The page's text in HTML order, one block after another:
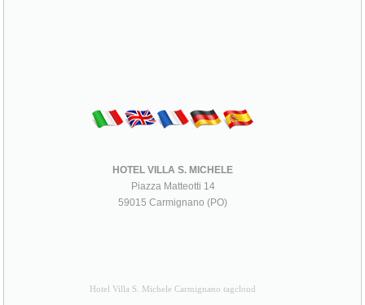
HOTEL VILLA S. MICHELE
Piazza Matteotti 14
59015 Carmignano (PO)
Hotel Villa S. Michele Carmignano tagcloud